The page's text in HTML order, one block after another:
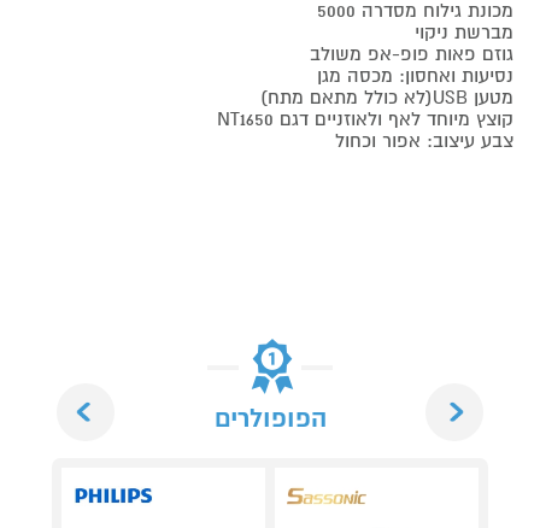
מכונת גילוח מסדרה 5000
מברשת ניקוי
גוזם פאות פופ-אפ משולב
נסיעות ואחסון: מכסה מגן
מטען USB(לא כולל מתאם מתח)
קוצץ מיוחד לאף ולאוזניים דגם NT1650
צבע עיצוב: אפור וכחול
הפופולרים